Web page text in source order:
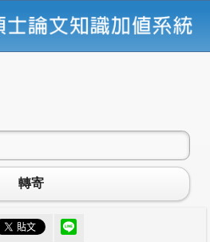
轉寄